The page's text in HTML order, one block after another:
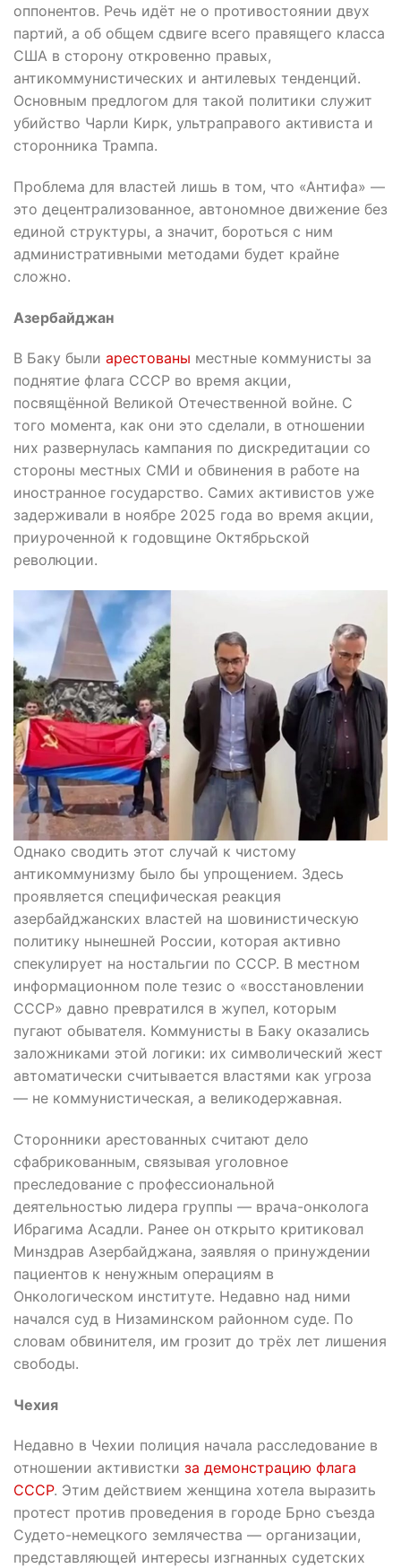
оппонентов. Речь идёт не о противостоянии двух
партий, а об общем сдвиге всего правящего класса
США в сторону откровенно правых,
антикоммунистических и антилевых тенденций.
Основным предлогом для такой политики служит
убийство Чарли Кирк, ультраправого активиста и
сторонника Трампа.
Проблема для властей лишь в том, что «Антифа» —
это децентрализованное, автономное движение без
единой структуры, а значит, бороться с ним
административными методами будет крайне
сложно.
Азербайджан
В Баку были арестованы местные коммунисты за
поднятие флага СССР во время акции,
посвящённой Великой Отечественной войне. С
того момента, как они это сделали, в отношении
них развернулась кампания по дискредитации со
стороны местных СМИ и обвинения в работе на
иностранное государство. Самих активистов уже
задерживали в ноябре 2025 года во время акции,
приуроченной к годовщине Октябрьской
революции.
Однако сводить этот случай к чистому
антикоммунизму было бы упрощением. Здесь
проявляется специфическая реакция
азербайджанских властей на шовинистическую
политику нынешней России, которая активно
спекулирует на ностальгии по СССР. В местном
информационном поле тезис о «восстановлении
СССР» давно превратился в жупел, которым
пугают обывателя. Коммунисты в Баку оказались
заложниками этой логики: их символический жест
автоматически считывается властями как угроза
— не коммунистическая, а великодержавная.
Сторонники арестованных считают дело
сфабрикованным, связывая уголовное
преследование с профессиональной
деятельностью лидера группы — врача-онколога
Ибрагима Асадли. Ранее он открыто критиковал
Минздрав Азербайджана, заявляя о принуждении
пациентов к ненужным операциям в
Онкологическом институте. Недавно над ними
начался суд в Низаминском районном суде. По
словам обвинителя, им грозит до трёх лет лишения
свободы.
Чехия
Недавно в Чехии полиция начала расследование в
отношении активистки за демонстрацию флага
СССР. Этим действием женщина хотела выразить
протест против проведения в городе Брно съезда
Судето-немецкого землячества — организации,
представляющей интересы изгнанных судетских